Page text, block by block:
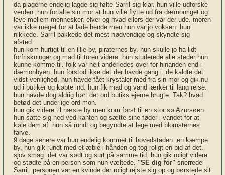
da plagerne endelig lagde sig følte Sarril sig klar. hun ville udforske
verden. hun fortalte sin mor at hun ville flytte ud fra dæmonriget og
leve mellem mennesker, elver og hvad ellers der var der ude. moren
var ikke meget for at lade hende men hun var jo voksen. hun
nikkede. Sarril pakkede det mest nødvendige og skyndte sig
afsted.
hun kom hurtigt til en lille by, piraternes by. hun skulle jo ha lidt
forfriskninger og mad til turen videre. hun studerede alle steder hun
kunne komme til. folk var helt anderledes over for hinanden end i
dæmonbyen. hun forstod ikke det der havde gang i. de kaldte det
vidst venlighed. hun havde fået krystaler med fra sin mor og gik nu
ud i butiker og købte ind. hun fik mad og vand lærker til lang rejse.
hun havde dog aldrig hørt det ord butiks ejerne brugte. Tak? hvad
betød det underlige ord mon.
hun gik videre til næste by men kom først til en stor sø Azursøen.
hun satte sig ned ved kanten og sætte sine føder i vandet for at
køle dem af. hun så rundt og begyndte at lege med blomsternes
farve.
9 dage senere var hun endelig kommet til hovedstaden. en kæmpe
by, hun gik rundt med et æble i hånden og tog roligt en bid af det.
sjov smag. det var sødt og surt på samme tid. hun gik roligt videre
og stødte på en person som hun væltede. "SE dig for" snerrede
Sarril. personen var en kvinde der roligt rejste sig op og børstede sit